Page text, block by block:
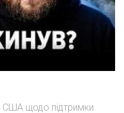
США щодо підтримки